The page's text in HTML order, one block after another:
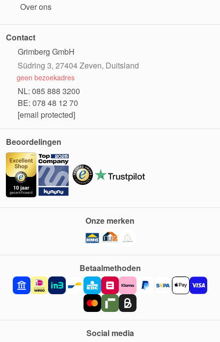
Over ons
Contact
Grimberg GmbH
Südring 3, 27404 Zeven, Duitsland
geen bezoekadres
NL: 085 888 3200
BE: 078 48 12 70
[email protected]
Beoordelingen
Betaalmethoden
Onze merken
Social media